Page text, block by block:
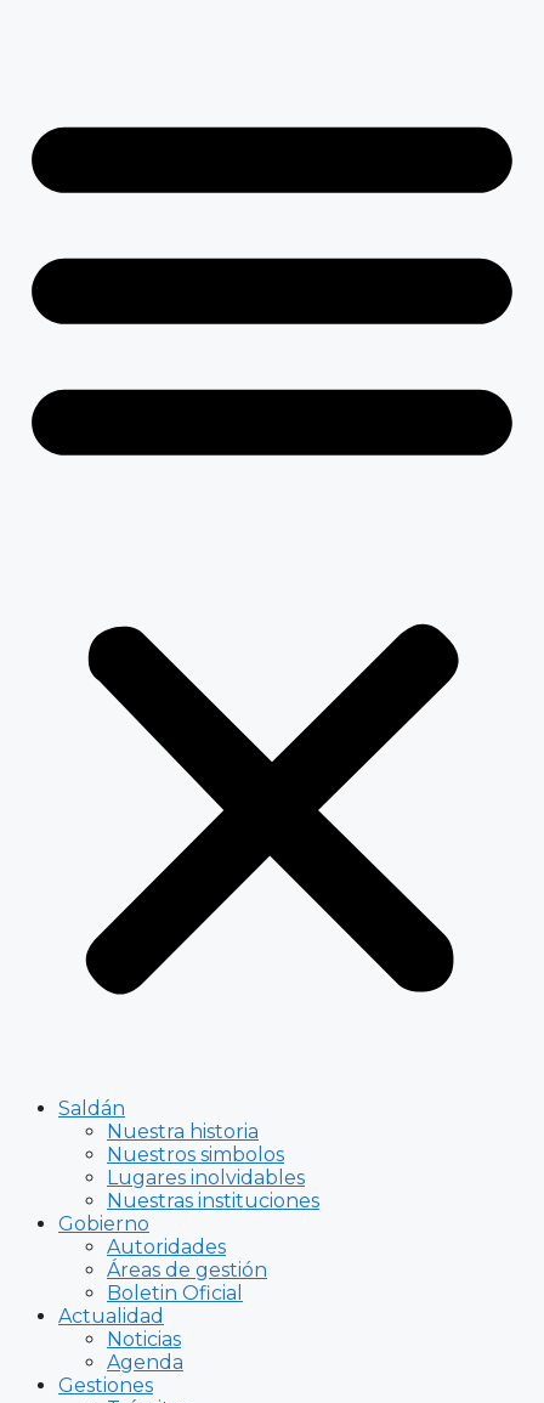
Saldán
Nuestra historia
Nuestros simbolos
Lugares inolvidables
Nuestras instituciones
Gobierno
Autoridades
Áreas de gestión
Boletin Oficial
Actualidad
Noticias
Agenda
Gestiones